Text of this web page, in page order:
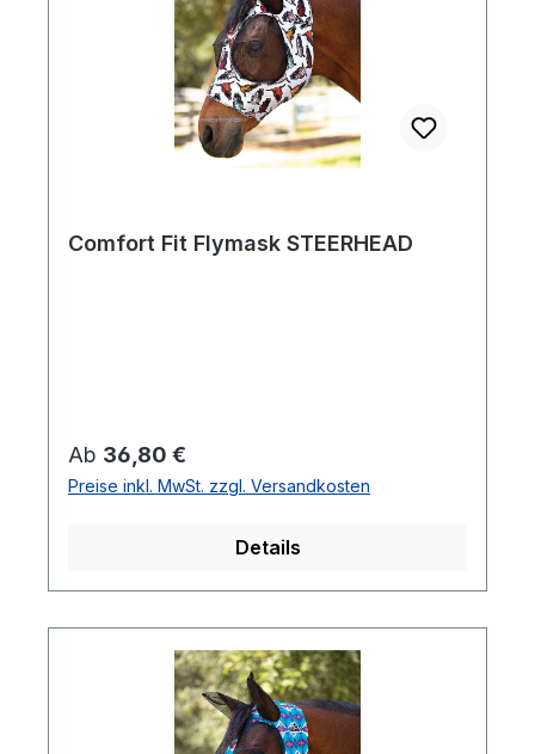
Comfort Fit Flymask STEERHEAD
Regulärer Preis:
Ab 36,80 €
Preise inkl. MwSt. zzgl. Versandkosten
Details